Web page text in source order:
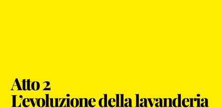
Atto 2
L’evoluzione della lavanderia